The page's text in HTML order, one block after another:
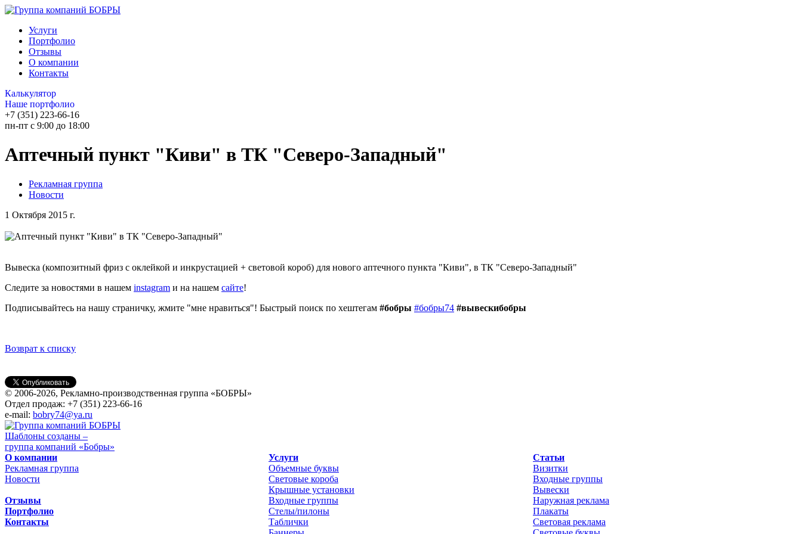
Услуги
Портфолио
Отзывы
О компании
Контакты
Калькулятор
Наше портфолио
+7 (351) 223-66-16
пн-пт с 9:00 до 18:00
Аптечный пункт "Киви" в ТК "Северо-Западный"
Рекламная группа
Новости
1 Октября 2015 г.
Вывеска (композитный фриз с оклейкой и инкрустацией + световой короб) для нового аптечного пункта "Киви", в ТК "Северо-Западный"
Следите за новостями в нашем instagram и на нашем сайте!
Подписывайтесь на нашу страничку, жмите "мне нравиться"! Быстрый поиск по хештегам #бобры #бобры74 #вывескибобры
Возврат к списку
© 2006-2026, Рекламно-производственная группа «БОБРЫ»
Отдел продаж: +7 (351) 223-66-16
e-mail: bobry74@ya.ru
Шаблоны созданы –
группа компаний «Бобры»
О компании
Рекламная группа
Новости
Отзывы
Портфолио
Контакты
Услуги
Объемные буквы
Световые короба
Крышные установки
Входные группы
Стелы/пилоны
Таблички
Статьи
Визитки
Входные группы
Вывески
Наружная реклама
Плакаты
Световая реклама